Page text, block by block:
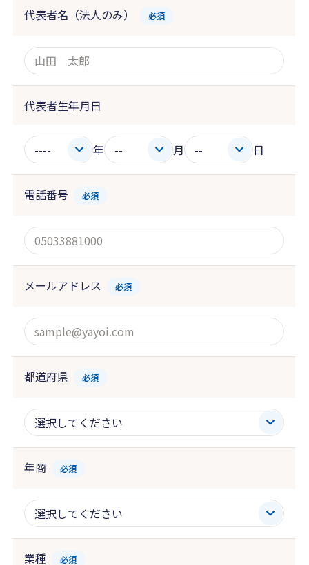
代表者名（法人のみ） 必須
代表者生年月日
年 月 日
電話番号 必須
メールアドレス 必須
都道府県 必須
年商 必須
業種 必須